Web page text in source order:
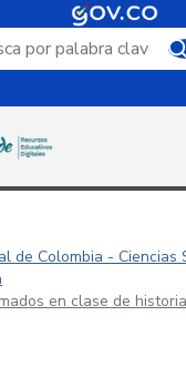
de búsqueda por
de Colombia - Ciencias
en clase de historia